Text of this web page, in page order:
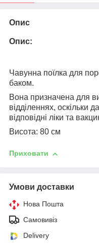
Опис
Опис:
Чавунна поїлка для
баком.
Вона призначена для
відділеннях, оскільки
відповідні ліки та
Висота: 80 см
Приховати
Умови доставки
Нова Пошта
Самовивіз
Delivery